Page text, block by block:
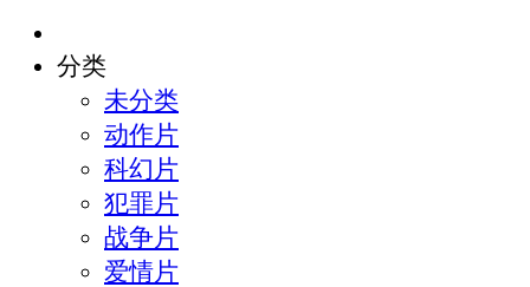
分类
未分类
动作片
科幻片
犯罪片
战争片
爱情片